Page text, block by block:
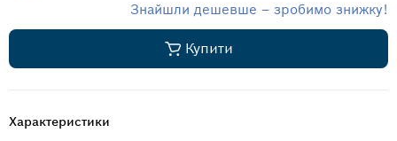
Знайшли дешевше – зробимо знижку!
Купити
Характеристики